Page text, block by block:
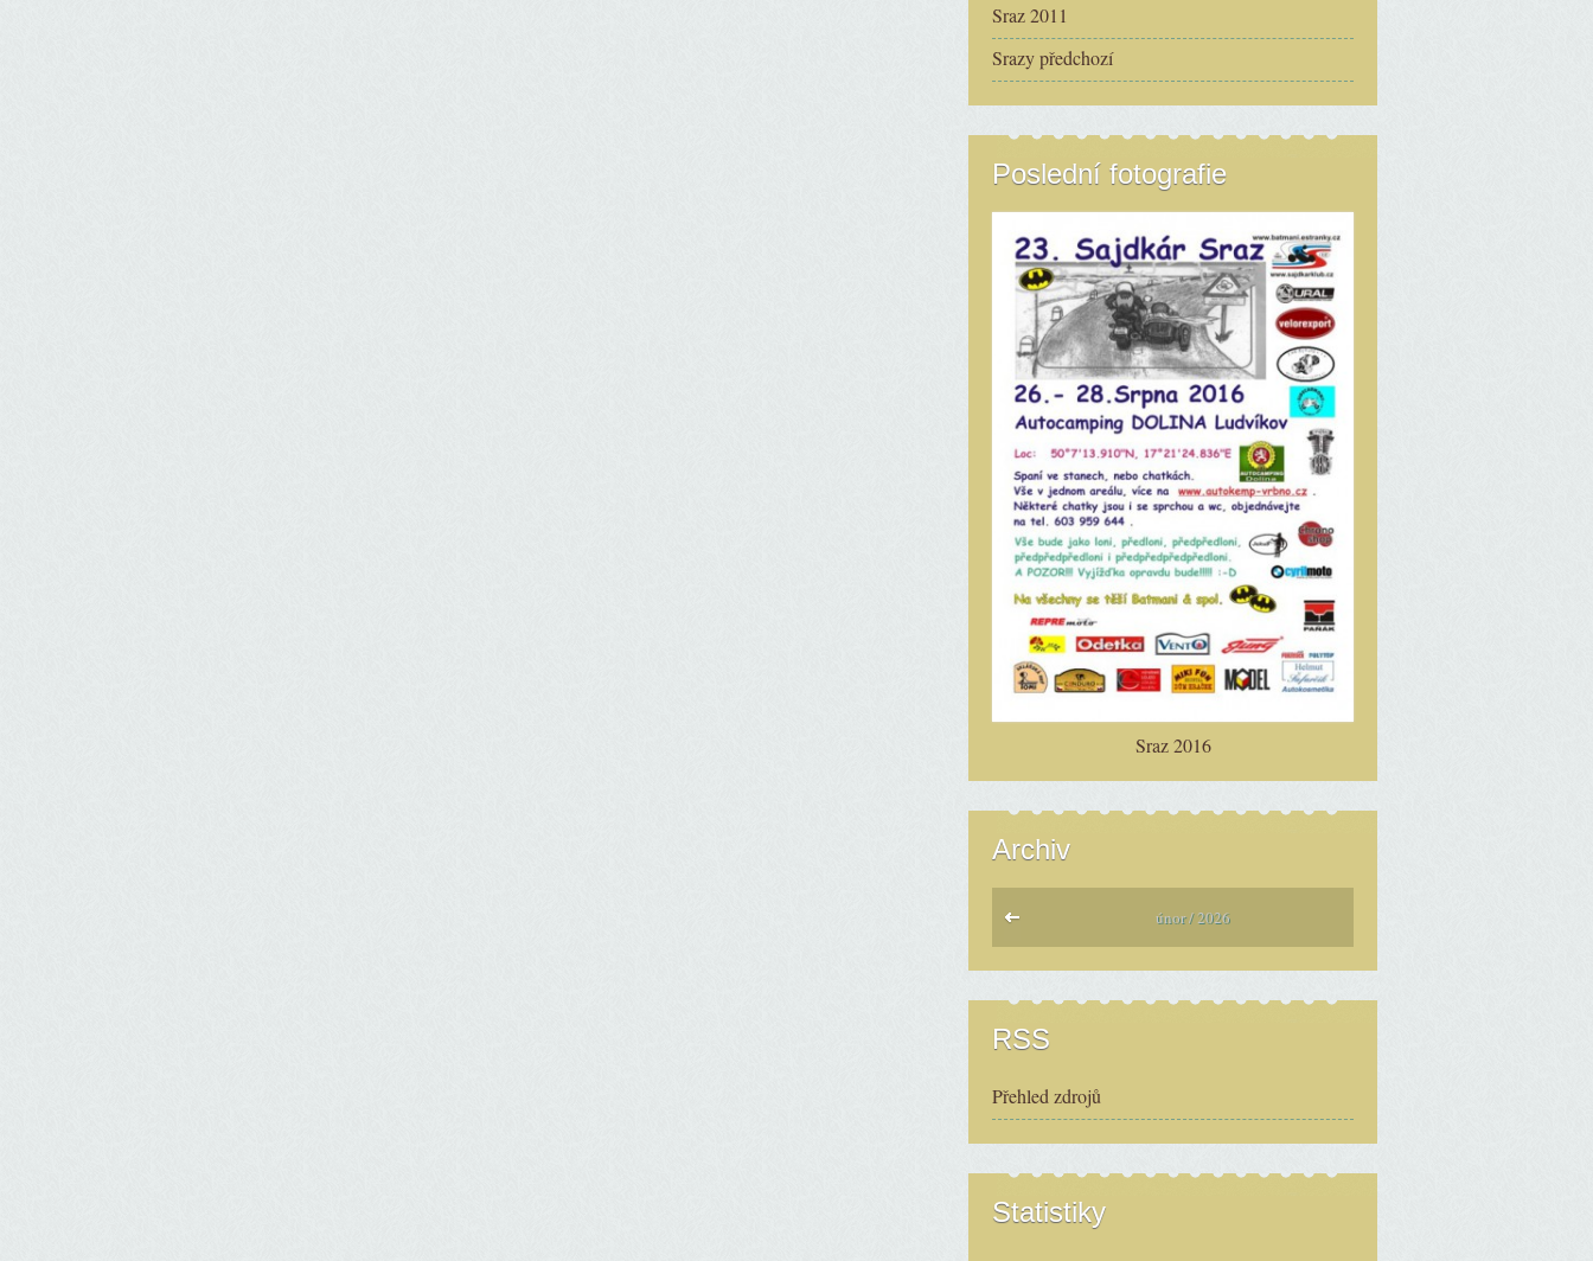
Sraz 2011
Srazy předchozí
Poslední fotografie
Sraz 2016
Archiv
únor / 2026
RSS
Přehled zdrojů
Statistiky